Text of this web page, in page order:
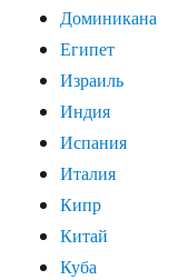
Доминикана
Египет
Израиль
Индия
Испания
Италия
Кипр
Китай
Куба